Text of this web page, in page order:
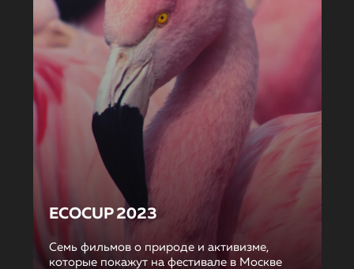
ECOCUP 2023
Семь фильмов о природе и активизме,
которые покажут на фестивале в Москве